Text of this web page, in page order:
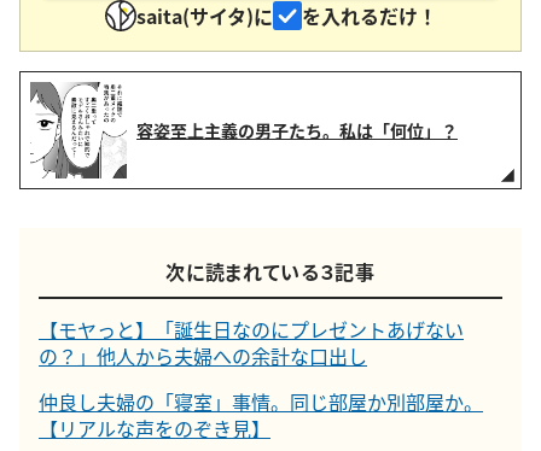
saita(サイタ)に
を入れるだけ！
容姿至上主義の男子たち。私は「何位」？
次に読まれている３記事
【モヤっと】「誕生日なのにプレゼントあげない
の？」他人から夫婦への余計な口出し
仲良し夫婦の「寝室」事情。同じ部屋か別部屋か。
【リアルな声をのぞき見】